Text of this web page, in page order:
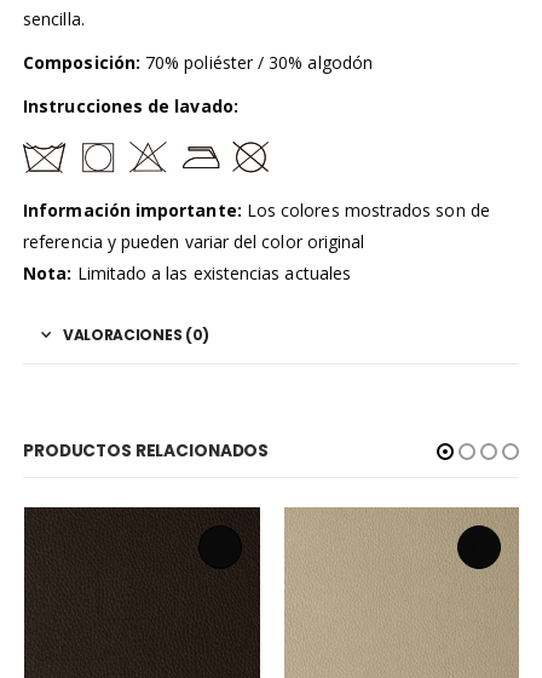
sencilla.
Composición: 70% poliéster / 30% algodón
Instrucciones de lavado:
Información importante: Los colores mostrados son de
referencia y pueden variar del color original
Nota: Limitado a las existencias actuales
VALORACIONES (0)
PRODUCTOS RELACIONADOS